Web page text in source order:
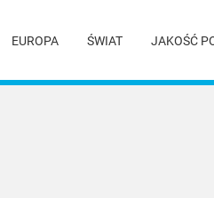
EUROPA ŚWIAT JAKOŚĆ